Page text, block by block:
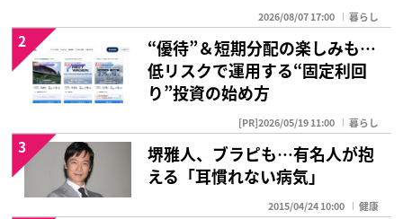
2026/08/07 17:00 暮らし
“優待”＆短期分配の楽しみも…
低リスクで運用する“固定利回
り”投資の始め方
[PR]2026/05/19 11:00 暮らし
2
堺雅人、ブラピも…有名人が抱
える「耳慣れない病気」
2015/04/24 10:00 健康
3